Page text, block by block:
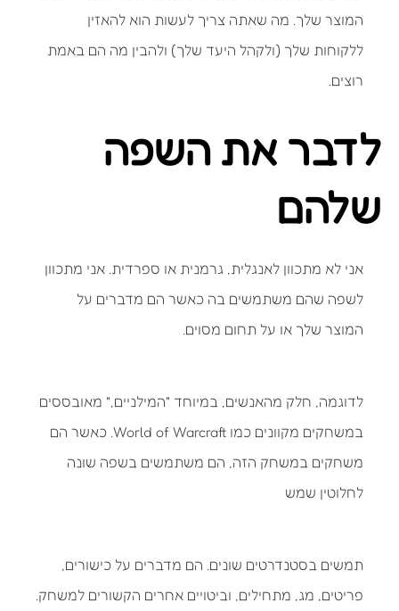
המוצר שלך. מה שאתה צריך לעשות הוא להאזין
ללקוחות שלך (ולקהל היעד שלך) ולהבין מה הם באמת
רוצים.
לדבר את השפה
שלהם
אני לא מתכוון לאנגלית, גרמנית או ספרדית. אני מתכוון
לשפה שהם משתמשים בה כאשר הם מדברים על
המוצר שלך או על תחום מסוים.
לדוגמה, חלק מהאנשים, במיוחד "המילניים," מאובססים
במשחקים מקוונים כמו World of Warcraft. כאשר הם
משחקים במשחק הזה, הם משתמשים בשפה שונה
לחלוטין שמש
תמשים בסטנדרטים שונים. הם מדברים על כישורים,
פריטים, מג, מתחילים, וביטויים אחרים הקשורים למשחק.